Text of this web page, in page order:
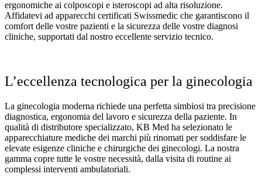
the
product
page
ergonomiche ai colposcopi e isteroscopi ad alta risoluzione.
Affidatevi ad apparecchi certificati Swissmedic che garantiscono il
comfort delle vostre pazienti e la sicurezza delle vostre diagnosi
cliniche, supportati dal nostro eccellente servizio tecnico.
L’eccellenza tecnologica per la ginecologia
La ginecologia moderna richiede una perfetta simbiosi tra precisione
diagnostica, ergonomia del lavoro e sicurezza della paziente. In
qualità di distributore specializzato, KB Med ha selezionato le
apparecchiature mediche dei marchi più rinomati per soddisfare le
elevate esigenze cliniche e chirurgiche dei ginecologi. La nostra
gamma copre tutte le vostre necessità, dalla visita di routine ai
complessi interventi ambulatoriali.